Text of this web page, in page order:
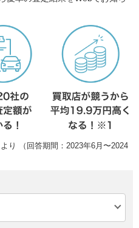
り （回答期間：2023年6月〜2024